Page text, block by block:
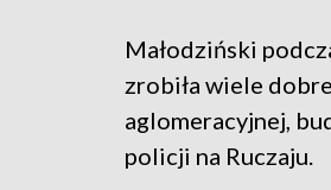
Małodziński
zrobiła wiele
aglomeracyjnej,
policji na Ruczaju.